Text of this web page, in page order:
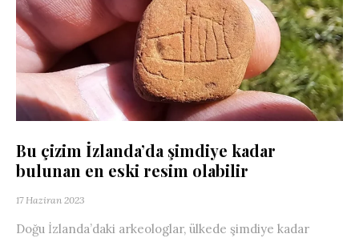
Bu çizim İzlanda’da şimdiye kadar
bulunan en eski resim olabilir
17 Haziran 2023
Doğu İzlanda’daki arkeologlar, ülkede şimdiye kadar